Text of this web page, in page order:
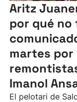
Aritz
por qué no
martes por
Imanol
El pelotari de